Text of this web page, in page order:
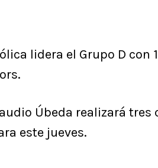
lidera el Grupo D con
Úbeda realizará
este jueves.